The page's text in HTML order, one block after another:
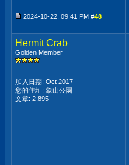
2024-10-22, 09:41 PM #48
Hermit Crab
Golden Member
加入日期: Oct 2017
您的住址: 象山公園
文章: 2,895